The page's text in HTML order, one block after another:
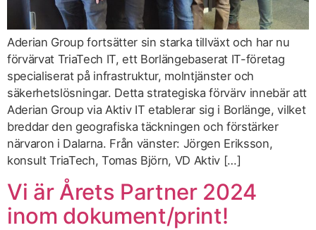
Aderian Group fortsätter sin starka tillväxt och har nu
förvärvat TriaTech IT, ett Borlängebaserat IT-företag
specialiserat på infrastruktur, molntjänster och
säkerhetslösningar. Detta strategiska förvärv innebär att
Aderian Group via Aktiv IT etablerar sig i Borlänge, vilket
breddar den geografiska täckningen och förstärker
närvaron i Dalarna. Från vänster: Jörgen Eriksson,
konsult TriaTech, Tomas Björn, VD Aktiv […]
Vi är Årets Partner 2024
inom dokument/print!